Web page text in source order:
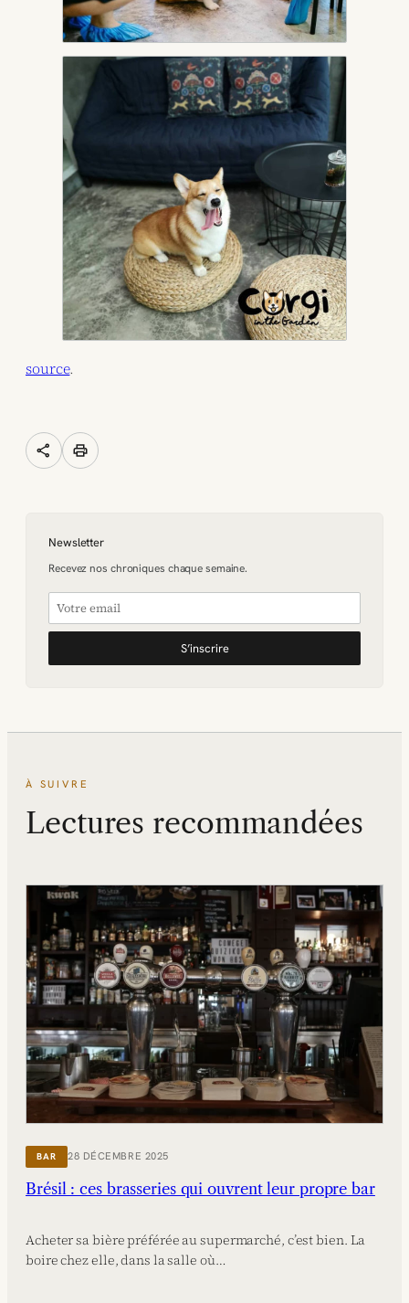
source.
share print
Newsletter
Recevez nos chroniques chaque semaine.
S’inscrire
À SUIVRE
Lectures recommandées
BAR 28 DÉCEMBRE 2025
Brésil : ces brasseries qui ouvrent leur propre bar
Acheter sa bière préférée au supermarché, c’est bien. La
boire chez elle, dans la salle où…